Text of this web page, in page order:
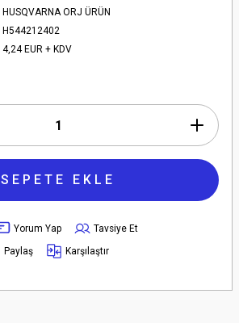
HUSQVARNA ORJ ÜRÜN
H544212402
4,24 EUR + KDV
SEPETE EKLE
Yorum Yap
Tavsiye Et
Paylaş Karşılaştır